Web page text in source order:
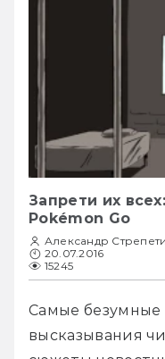
Запрети их
Pokémon Go
Александр
20.07.2016
15245
Самые
высказывания